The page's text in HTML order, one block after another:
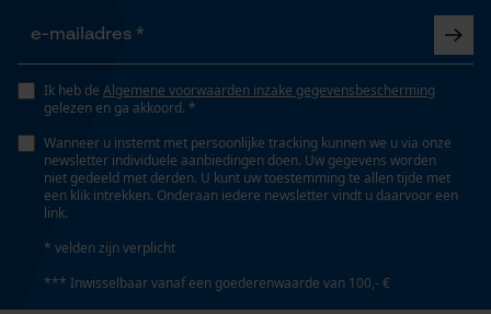
Geslacht
Uniseks
Seizoen
Product geschikt voor het hele jaar
Optiek/patroon
Tweekleurig
Ik heb de Algemene voorwaarden inzake gegevensbescherming
gelezen en ga akkoord. *
Wanneer u instemt met persoonlijke tracking kunnen we u via onze
newsletter individuele aanbiedingen doen. Uw gegevens worden
niet gedeeld met derden. U kunt uw toestemming te allen tijde met
een klik intrekken. Onderaan iedere newsletter vindt u daarvoor een
link.
* velden zijn verplicht
*** Inwisselbaar vanaf een goederenwaarde van 100,- €
Google Maps
Marketing Cookies
Google Global Site Tag